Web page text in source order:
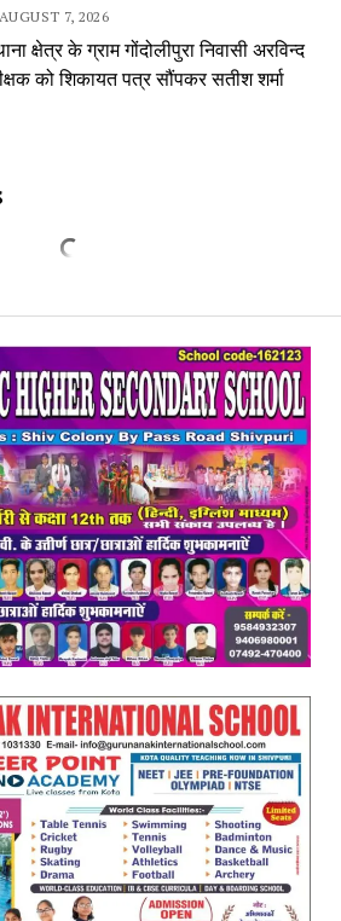
7, 2026
क्षेत्र के ग्राम गोंदोलीपुरा निवासी अरविन्द
को शिकायत पत्र सौंपकर सतीश शर्मा